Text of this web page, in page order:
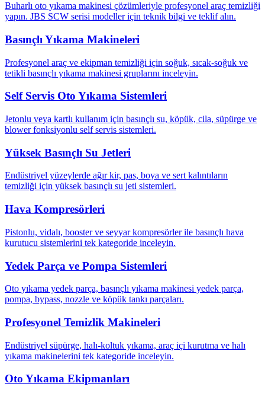
Buharlı oto yıkama makinesi çözümleriyle profesyonel araç temizliği
yapın. JBS SCW serisi modeller için teknik bilgi ve teklif alın.
Basınçlı Yıkama Makineleri
Profesyonel araç ve ekipman temizliği için soğuk, sıcak-soğuk ve
tetikli basınçlı yıkama makinesi gruplarını inceleyin.
Self Servis Oto Yıkama Sistemleri
Jetonlu veya kartlı kullanım için basınçlı su, köpük, cila, süpürge ve
blower fonksiyonlu self servis sistemleri.
Yüksek Basınçlı Su Jetleri
Endüstriyel yüzeylerde ağır kir, pas, boya ve sert kalıntıların
temizliği için yüksek basınçlı su jeti sistemleri.
Hava Kompresörleri
Pistonlu, vidalı, booster ve seyyar kompresörler ile basınçlı hava
kurutucu sistemlerini tek kategoride inceleyin.
Yedek Parça ve Pompa Sistemleri
Oto yıkama yedek parça, basınçlı yıkama makinesi yedek parça,
pompa, bypass, nozzle ve köpük tankı parçaları.
Profesyonel Temizlik Makineleri
Endüstriyel süpürge, halı-koltuk yıkama, araç içi kurutma ve halı
yıkama makinelerini tek kategoride inceleyin.
Oto Yıkama Ekipmanları